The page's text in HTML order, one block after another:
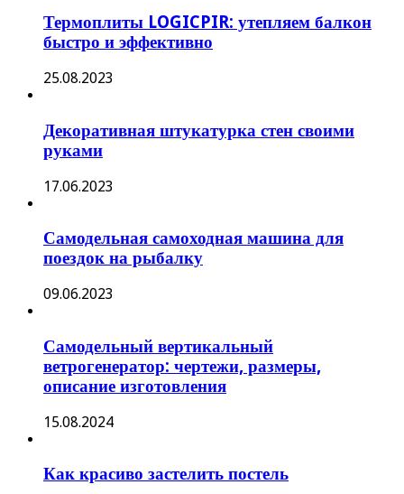
Термоплиты LOGICPIR: утепляем балкон
быстро и эффективно
25.08.2023
Декоративная штукатурка стен своими
руками
17.06.2023
Самодельная самоходная машина для
поездок на рыбалку
09.06.2023
Самодельный вертикальный
ветрогенератор: чертежи, размеры,
описание изготовления
15.08.2024
Как красиво застелить постель